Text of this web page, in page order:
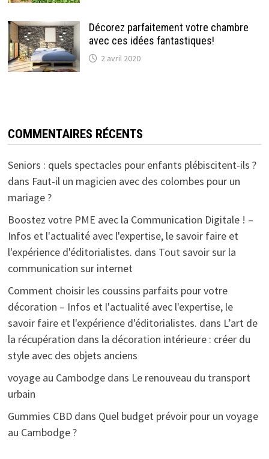
Décorez parfaitement votre chambre
avec ces idées fantastiques!
2 avril 2020
COMMENTAIRES RÉCENTS
Seniors : quels spectacles pour enfants plébiscitent-ils ?
dans Faut-il un magicien avec des colombes pour un
mariage ?
Boostez votre PME avec la Communication Digitale ! –
Infos et l'actualité avec l'expertise, le savoir faire et
l'expérience d'éditorialistes. dans Tout savoir sur la
communication sur internet
Comment choisir les coussins parfaits pour votre
décoration – Infos et l'actualité avec l'expertise, le
savoir faire et l'expérience d'éditorialistes. dans L’art de
la récupération dans la décoration intérieure : créer du
style avec des objets anciens
voyage au Cambodgedans Le renouveau du transport
urbain
Gummies CBDdans Quel budget prévoir pour un voyage
au Cambodge ?